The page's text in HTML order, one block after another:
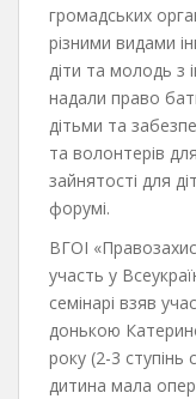
громадських
різними видами
діти та молодь з
надали право
дітьми та
та волонтерів
зайнятості для
форумі.
ВГОІ
участь у
семінарі взяв
донькою
року (2-3 ступінь
дитина мала